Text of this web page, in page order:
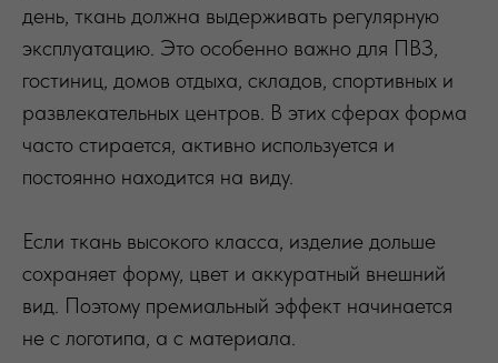
день, ткань должна выдерживать регулярную
эксплуатацию. Это особенно важно для ПВЗ,
гостиниц, домов отдыха, складов, спортивных и
развлекательных центров. В этих сферах форма
часто стирается, активно используется и
постоянно находится на виду.
Если ткань высокого класса, изделие дольше
сохраняет форму, цвет и аккуратный внешний
вид. Поэтому премиальный эффект начинается
не с логотипа, а с материала.